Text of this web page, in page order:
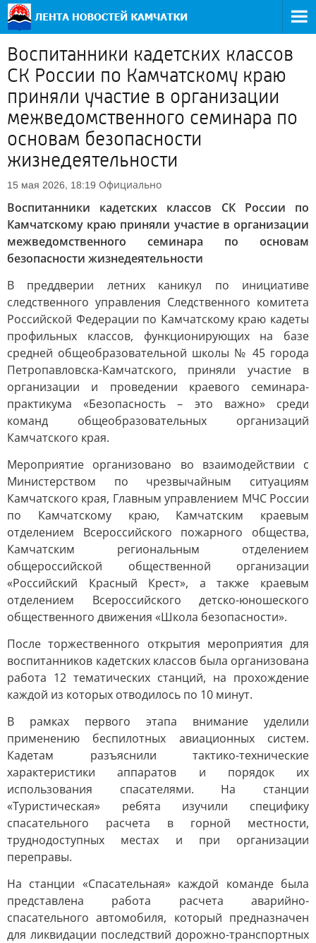
Воспитанники кадетских классов
СК России по Камчатскому краю
приняли участие в организации
межведомственного семинара по
основам безопасности
жизнедеятельности
15 мая 2026, 18:19 Официально
Воспитанники кадетских классов СК России по
Камчатскому краю приняли участие в организации
межведомственного семинара по основам
безопасности жизнедеятельности
В преддверии летних каникул по инициативе
следственного управления Следственного комитета
Российской Федерации по Камчатскому краю кадеты
профильных классов, функционирующих на базе
средней общеобразовательной школы № 45 города
Петропавловска-Камчатского, приняли участие в
организации и проведении краевого семинара-
практикума «Безопасность – это важно» среди
команд общеобразовательных организаций
Камчатского края.
Мероприятие организовано во взаимодействии с
Министерством по чрезвычайным ситуациям
Камчатского края, Главным управлением МЧС России
по Камчатскому краю, Камчатским краевым
отделением Всероссийского пожарного общества,
Камчатским региональным отделением
общероссийской общественной организации
«Российский Красный Крест», а также краевым
отделением Всероссийского детско-юношеского
общественного движения «Школа безопасности».
После торжественного открытия мероприятия для
воспитанников кадетских классов была организована
работа 12 тематических станций, на прохождение
каждой из которых отводилось по 10 минут.
В рамках первого этапа внимание уделили
применению беспилотных авиационных систем.
Кадетам разъяснили тактико-технические
характеристики аппаратов и порядок их
использования спасателями. На станции
«Туристическая» ребята изучили специфику
спасательного расчета в горной местности,
труднодоступных местах и при организации
переправы.
На станции «Спасательная» каждой команде была
представлена работа расчета аварийно-
спасательного автомобиля, который предназначен
для ликвидации последствий дорожно-транспортных